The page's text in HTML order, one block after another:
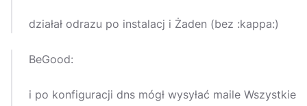
działał odrazu po instalacj i Żaden (bez :kappa:)
BeGood:
i po konfiguracji dns mógł wysyłać maile Wszystkie